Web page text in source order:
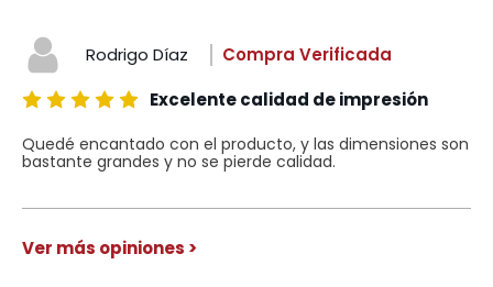
Rodrigo Díaz
Compra Verificada
Excelente calidad de impresión
Quedé encantado con el producto, y las dimensiones son
bastante grandes y no se pierde calidad.
Ver más opiniones >